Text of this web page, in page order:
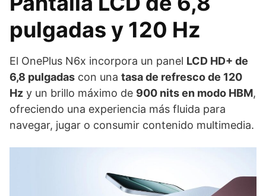
pulgadas y 120 Hz
El OnePlus N6x incorpora un panel LCD HD+ de
6,8 pulgadas con una tasa de refresco de 120
Hz y un brillo máximo de 900 nits en modo HBM,
ofreciendo una experiencia más fluida para
navegar, jugar o consumir contenido multimedia.